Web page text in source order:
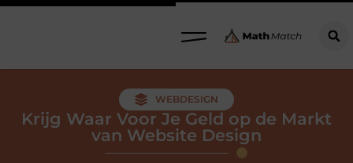
WEBDESIGN
Krijg Waar Voor Je Geld op de Markt
van Website Design